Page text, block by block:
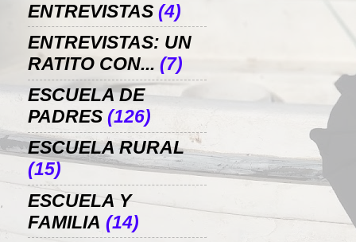
ENTREVISTAS (4)
ENTREVISTAS: UN
RATITO CON... (7)
ESCUELA DE
PADRES (126)
ESCUELA RURAL
(15)
ESCUELA Y
FAMILIA (14)